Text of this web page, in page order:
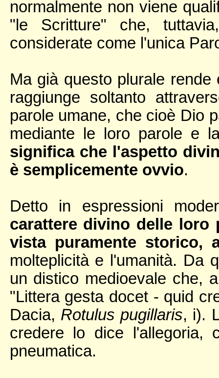
normalmente non viene
"le Scritture" che,
considerate come l'unica
Ma già questo plurale
raggiunge soltanto
parole umane, che cioè Dio
mediante le loro parole e
significa che l'aspetto
è semplicemente ovvio.
Detto in espressioni
carattere divino delle
vista puramente storico,
molteplicità e l'umanità. Da
un distico medioevale che,
"Littera gesta docet - quid
Dacia, Rotulus pugillaris, i).
credere lo dice l'allegoria,
pneumatica.